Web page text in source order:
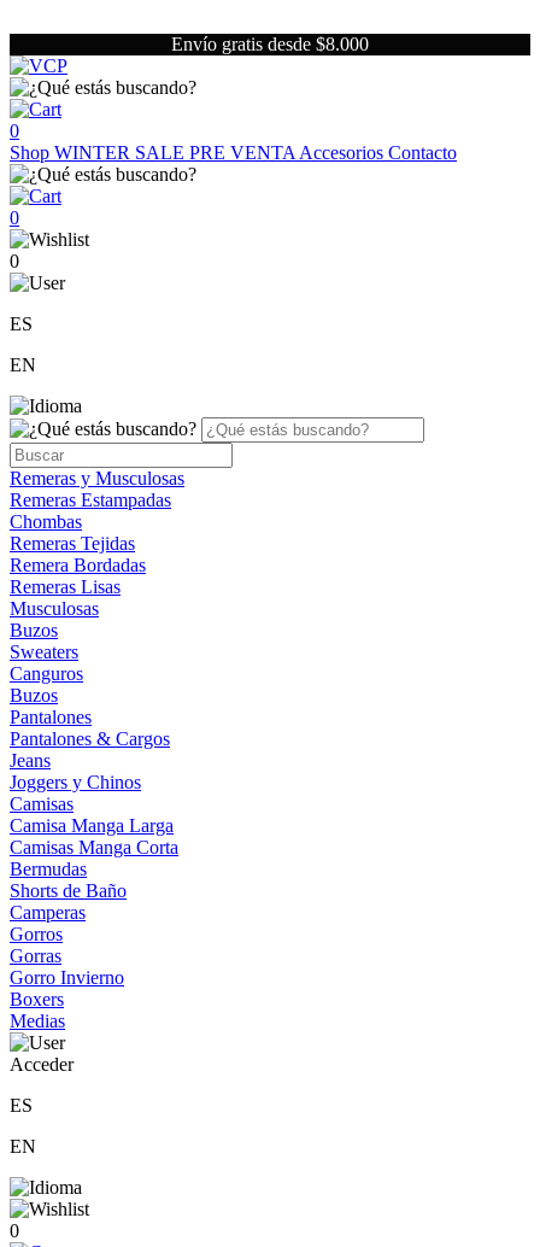
Envío gratis desde $8.000
0
Shop WINTER SALE PRE VENTA Accesorios Contacto
0
0
ES
EN
Remeras y Musculosas
Remeras Estampadas
Chombas
Remeras Tejidas
Remera Bordadas
Remeras Lisas
Musculosas
Buzos
Sweaters
Canguros
Buzos
Pantalones
Pantalones & Cargos
Jeans
Joggers y Chinos
Camisas
Camisa Manga Larga
Camisas Manga Corta
Bermudas
Shorts de Baño
Camperas
Gorros
Gorras
Gorro Invierno
Boxers
Medias
Acceder
ES
EN
0